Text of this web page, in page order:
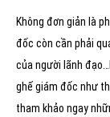
Không đơn giản là
đốc còn cần phải
của người lãnh
ghế giám đốc như
tham khảo ngay